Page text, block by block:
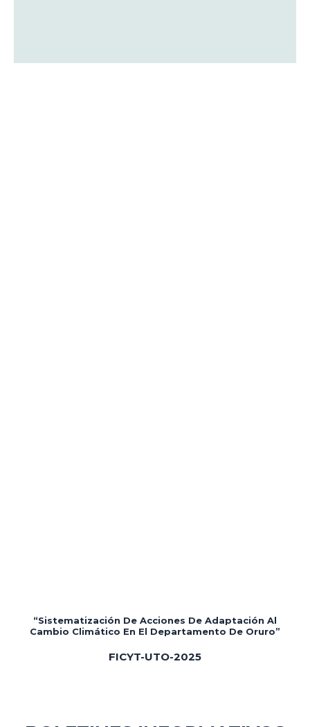
“Sistematización De Acciones De Adaptación Al
Cambio Climático En El Departamento De Oruro”
FICYT-UTO-2025